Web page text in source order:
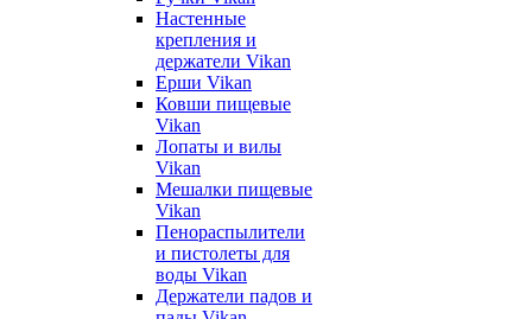
Настенные
крепления и
держатели Vikan
Ерши Vikan
Ковши пищевые
Vikan
Лопаты и вилы
Vikan
Мешалки пищевые
Vikan
Пенораспылители
и пистолеты для
воды Vikan
Держатели падов и